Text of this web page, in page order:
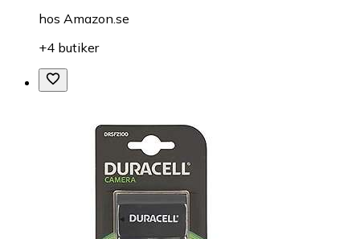
hos Amazon.se
+4 butiker